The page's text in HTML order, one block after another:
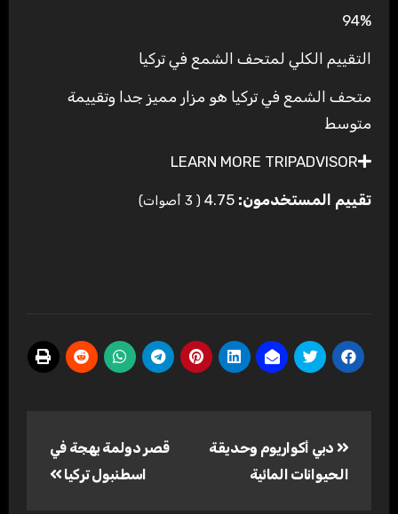
94%
التقييم الكلي لمتحف الشمع في تركيا
متحف الشمع في تركيا هو مزار مميز جدا وتقييمة
متوسط
LEARN MORE TRIPADVISOR
تقييم المستخدمون: 4.75
(
3أصوات)
المقالات
دبي أكواريوم وحديقة
الحيوانات المائية
قصر دولمة بهجة في
اسطنبول تركيا